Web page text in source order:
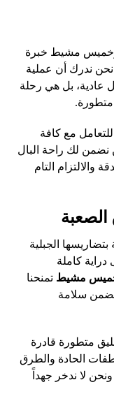
وخميس مشيط خبرة
ندرك أن عملية
عادية، بل هي رحلة
مع كافة
نضمن لك راحة البال
والالتزام التام
الجبلية
كاملة
مشيط تمنحنا
تضمن سلامة
متطورة قادرة
الحادة والطرق
ونحن لا ندخر جهداً